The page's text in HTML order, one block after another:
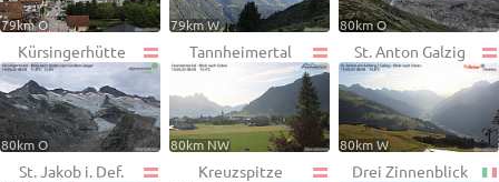
79km O 79km W 80km O
Kürsingerhütte
80km O
Tannheimertal
80km NW
St. Anton Galzig
80km W
St. Jakob i. Def. Kreuzspitze Drei Zinnenblick